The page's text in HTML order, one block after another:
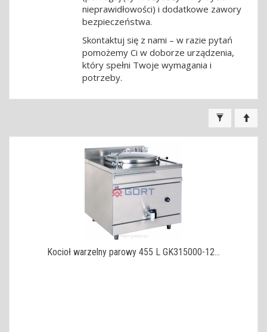
nieprawidłowości) i dodatkowe zawory
bezpieczeństwa.
Skontaktuj się z nami – w razie pytań
pomożemy Ci w doborze urządzenia,
który spełni Twoje wymagania i
potrzeby.
Kocioł warzelny parowy 455 L GK315000-12...